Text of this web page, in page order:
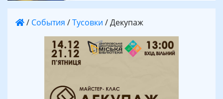
/ События /Тусовки /Декупаж